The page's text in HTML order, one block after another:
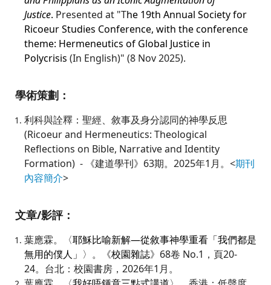
Justice. Presented at "The 19th Annual Society for
Ricoeur Studies Conference, with the conference
theme: Hermeneutics of Global Justice in
Polycrisis (In English)" (8 Nov 2025).
學術策劃：
利科與詮釋：聖經、敘事及身分認同的神學反思
(Ricoeur and Hermeneutics: Theological
Reflections on Bible, Narrative and Identity
Formation) - 《建道學刊》63期。2025年1月。<期刊
內容簡介>
文章/影評：
葉應霖。〈耶穌比喻新解—從敘事神學重看「我們都是
無用的僕人」 〉。《校園雜誌》68卷 No.1，頁20-
24。台北：校園書房，2026年1月。